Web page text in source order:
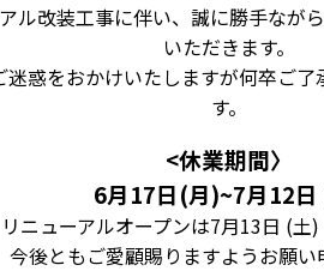
ル改装工事に伴い、誠に勝手なが
いただきます。
惑をおかけいたしますが何卒ご
す。
<休業期間〉
6月17日(月)~7月12日
ニューアルオープンは7月13日 (土)
今後ともご愛顧賜りますようお願い